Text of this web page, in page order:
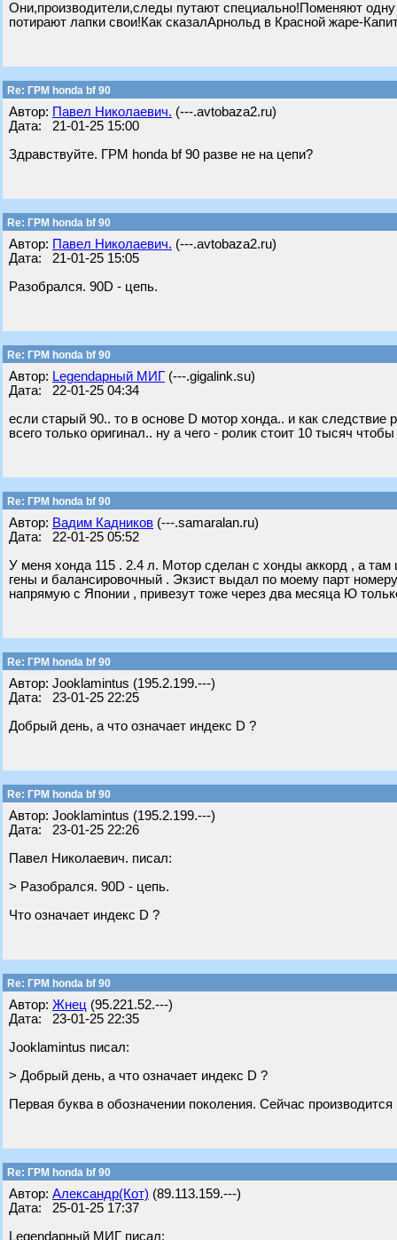
Они,производители,следы путают специально!Поменяют
потирают лапки свои!Как сказалАрнольд в Красной жаре-
Re: ГРМ honda bf 90
Автор: Павел Николаевич. (---.avtobaza2.ru)
Дата: 21-01-25 15:00
Здравствуйте. ГРМ honda bf 90 разве не на цепи?
Re: ГРМ honda bf 90
Автор: Павел Николаевич. (---.avtobaza2.ru)
Дата: 21-01-25 15:05
Разобрался. 90D - цепь.
Re: ГРМ honda bf 90
Автор: Legendарный МИГ (---.gigalink.su)
Дата: 22-01-25 04:34
если старый 90.. то в основе D мотор хонда.. и как
всего только оригинал.. ну а чего - ролик стоит 10 тысяч
Re: ГРМ honda bf 90
Автор: Вадим Кадников (---.samaralan.ru)
Дата: 22-01-25 05:52
У меня хонда 115 . 2.4 л. Мотор сделан с хонды аккорд , а
гены и балансировочный . Экзист выдал по моему парт
напрямую с Японии , привезут тоже через два месяца Ю
Re: ГРМ honda bf 90
Автор: Jooklamintus (195.2.199.---)
Дата: 23-01-25 22:25
Добрый день, а что означает индекс D ?
Re: ГРМ honda bf 90
Автор: Jooklamintus (195.2.199.---)
Дата: 23-01-25 22:26
Павел Николаевич. писал:
> Разобрался. 90D - цепь.
Что означает индекс D ?
Re: ГРМ honda bf 90
Автор: Жнец (95.221.52.---)
Дата: 23-01-25 22:35
Jooklamintus писал:
> Добрый день, а что означает индекс D ?
Первая буква в обозначении поколения. Сейчас
Re: ГРМ honda bf 90
Автор: Александр(Кот) (89.113.159.---)
Дата: 25-01-25 17:37
Legendарный МИГ писал: